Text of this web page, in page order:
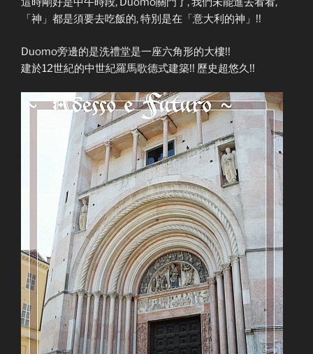
「神」都是須要去吃飯的, 特別是在「意大利的神」!!
Duomo旁邊的是洗禮堂是一座六角形的大樓!!
建於12世紀的中世紀羅馬歌德式建築!! 歷史超悠久!!